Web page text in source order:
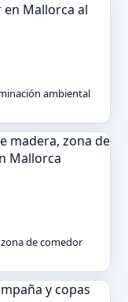
ambiental
de comedor